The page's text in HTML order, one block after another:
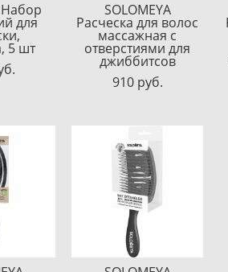
для
5 шт
SOLOMEYA
Расческа для волос
массажная с
отверстиями для
джиббитсов
910 pуб.